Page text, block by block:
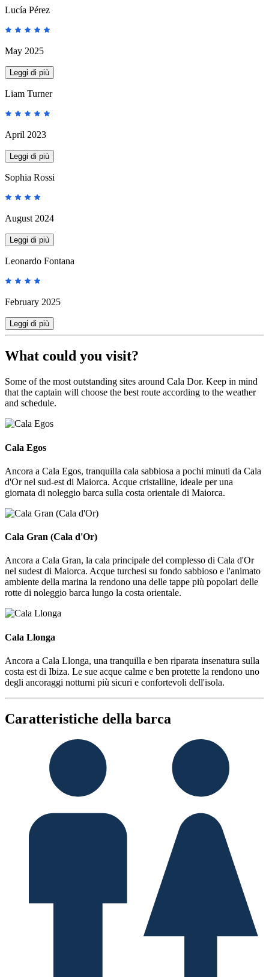
Lucía Pérez
May 2025
Leggi di più
Liam Turner
April 2023
Leggi di più
Sophia Rossi
August 2024
Leggi di più
Leonardo Fontana
February 2025
Leggi di più
What could you visit?
Some of the most outstanding sites around Cala Dor. Keep in mind
that the captain will choose the best route according to the weather
and schedule.
Cala Egos
Cala Egos
Ancora a Cala Egos, tranquilla cala sabbiosa a pochi minuti da Cala
d'Or nel sud-est di Maiorca. Acque cristalline, ideale per una
giornata di noleggio barca sulla costa orientale di Maiorca.
Cala Gran (Cala d'Or)
Cala Gran (Cala d'Or)
Ancora a Cala Gran, la cala principale del complesso di Cala d'Or
nel sudest di Maiorca. Acque turchesi su fondo sabbioso e l'animato
ambiente della marina la rendono una delle tappe più popolari delle
rotte di noleggio barca lungo la costa orientale.
Cala Llonga
Cala Llonga
Ancora a Cala Llonga, una tranquilla e ben riparata insenatura sulla
costa est di Ibiza. Le sue acque calme e ben protette la rendono uno
degli ancoraggi notturni più sicuri e confortevoli dell'isola.
Caratteristiche della barca